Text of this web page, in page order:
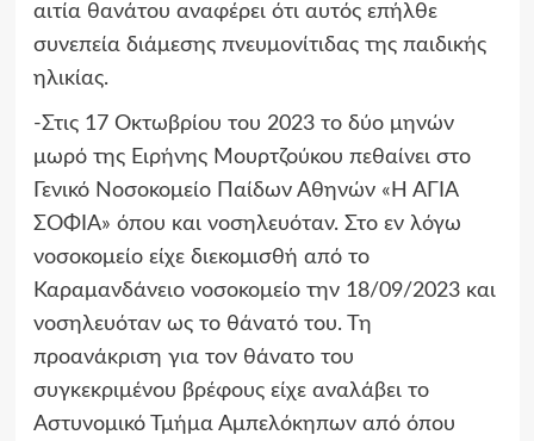
αιτία θανάτου αναφέρει ότι αυτός επήλθε
συνεπεία διάμεσης πνευμονίτιδας της παιδικής
ηλικίας.
-Στις 17 Οκτωβρίου του 2023 το δύο μηνών
μωρό της Ειρήνης Μουρτζούκου πεθαίνει στο
Γενικό Νοσοκομείο Παίδων Αθηνών «Η ΑΓΙΑ
ΣΟΦΙΑ» όπου και νοσηλευόταν. Στο εν λόγω
νοσοκομείο είχε διεκομισθή από το
Καραμανδάνειο νοσοκομείο την 18/09/2023 και
νοσηλευόταν ως το θάνατό του. Τη
προανάκριση για τον θάνατο του
συγκεκριμένου βρέφους είχε αναλάβει το
Αστυνομικό Τμήμα Αμπελόκηπων από όπου